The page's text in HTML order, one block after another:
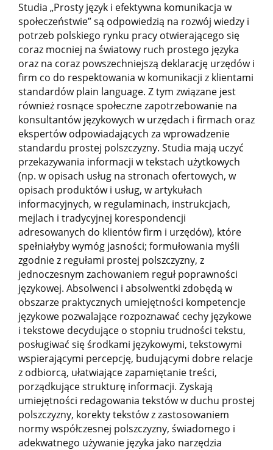
Studia „Prosty język i efektywna komunikacja w
społeczeństwie” są odpowiedzią na rozwój wiedzy i
potrzeb polskiego rynku pracy otwierającego się
coraz mocniej na światowy ruch prostego języka
oraz na coraz powszechniejszą deklarację urzędów i
firm co do respektowania w komunikacji z klientami
standardów plain language. Z tym związane jest
również rosnące społeczne zapotrzebowanie na
konsultantów językowych w urzędach i firmach oraz
ekspertów odpowiadających za wprowadzenie
standardu prostej polszczyzny. Studia mają uczyć
przekazywania informacji w tekstach użytkowych
(np. w opisach usług na stronach ofertowych, w
opisach produktów i usług, w artykułach
informacyjnych, w regulaminach, instrukcjach,
mejlach i tradycyjnej korespondencji
adresowanych do klientów firm i urzędów), które
spełniałyby wymóg jasności; formułowania myśli
zgodnie z regułami prostej polszczyzny, z
jednoczesnym zachowaniem reguł poprawności
językowej. Absolwenci i absolwentki zdobędą w
obszarze praktycznych umiejętności kompetencje
językowe pozwalające rozpoznawać cechy językowe
i tekstowe decydujące o stopniu trudności tekstu,
posługiwać się środkami językowymi, tekstowymi
wspierającymi percepcję, budującymi dobre relacje
z odbiorcą, ułatwiające zapamiętanie treści,
porządkujące strukturę informacji. Zyskają
umiejętności redagowania tekstów w duchu prostej
polszczyzny, korekty tekstów z zastosowaniem
normy współczesnej polszczyzny, świadomego i
adekwatnego używanie języka jako narzędzia